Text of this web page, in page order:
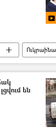
Ուկրաինա
են